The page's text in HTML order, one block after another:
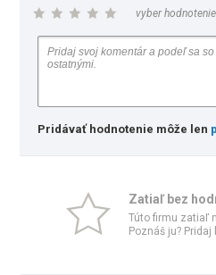
vyber hodnotenie
Pridávať hodnotenie môže len
Zatiaľ bez
Túto firmu zatiaľ
Poznáš ju?